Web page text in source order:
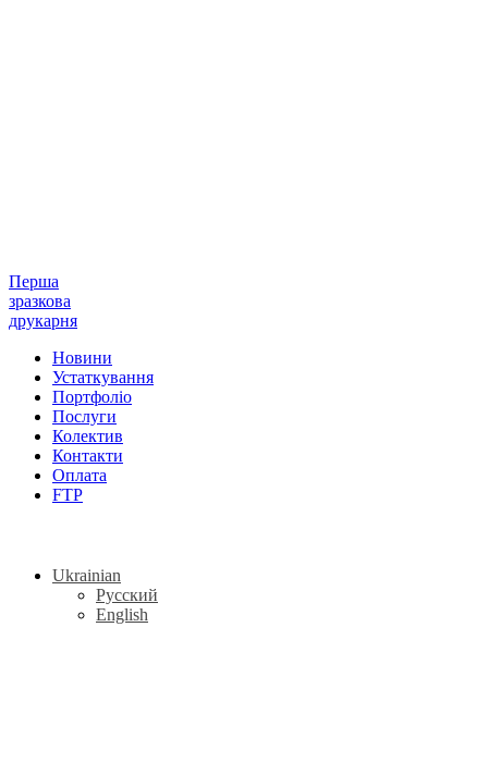
Перша
зразкова
друкарня
Новини
Устаткування
Портфоліо
Послуги
Колектив
Контакти
Оплата
FTP
Ukrainian
Русский
English